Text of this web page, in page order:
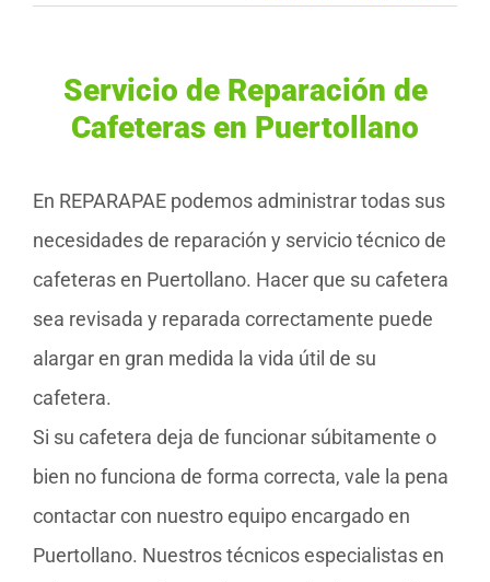
Servicio de Reparación de
Cafeteras en Puertollano
En REPARAPAE podemos administrar todas sus
necesidades de reparación y servicio técnico de
cafeteras en Puertollano. Hacer que su cafetera
sea revisada y reparada correctamente puede
alargar en gran medida la vida útil de su
cafetera.
Si su cafetera deja de funcionar súbitamente o
bien no funciona de forma correcta, vale la pena
contactar con nuestro equipo encargado en
Puertollano. Nuestros técnicos especialistas en